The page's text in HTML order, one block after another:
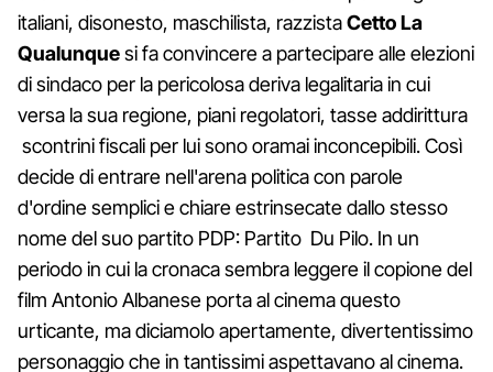
italiani, disonesto, maschilista, razzistaCetto La
Qualunquesi fa convincere a partecipare alle elezioni
di sindaco per la pericolosa deriva legalitaria in cui
versa la sua regione, piani regolatori, tasse addirittura
scontrini fiscali per lui sono oramai inconcepibili. Così
decide di entrare nell'arena politica con parole
d'ordine semplici e chiare estrinsecate dallo stesso
nome del suo partito PDP: Partito Du Pilo. In un
periodo in cui la cronaca sembra leggere il copione del
film Antonio Albanese porta al cinema questo
urticante, ma diciamolo apertamente, divertentissimo
personaggio che in tantissimi aspettavano al cinema.